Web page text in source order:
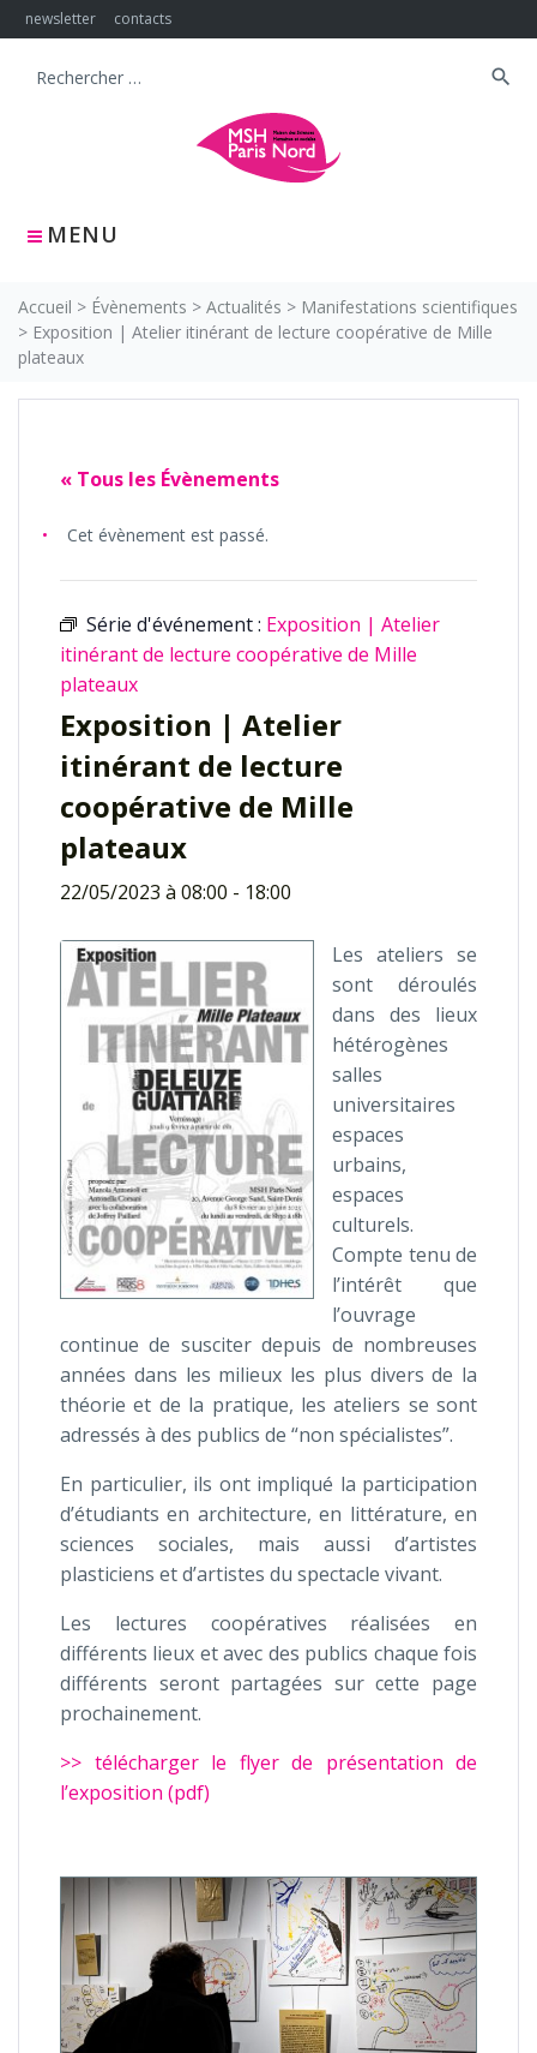
Skip
to
newsletter contacts
MENU
Search
search
Accueil > Évènements > Actualités > Manifestations scientifiques
> Exposition | Atelier itinérant de lecture coopérative de Mille
plateaux
« Tous les Évènements
Cet évènement est passé.
Série d'événement : Exposition | Atelier
itinérant de lecture coopérative de Mille
plateaux
Exposition | Atelier
itinérant de lecture
coopérative de Mille
plateaux
22/05/2023 à 08:00 - 18:00
Les ateliers se
sont déroulés
dans des lieux
hétérogènes
salles
universitaires
espaces
urbains,
espaces
culturels.
Compte tenu de
l’intérêt que
l’ouvrage
continue de susciter depuis de nombreuses
années dans les milieux les plus divers de la
théorie et de la pratique, les ateliers se sont
adressés à des publics de “non spécialistes”.
En particulier, ils ont impliqué la participation
d’étudiants en architecture, en littérature, en
sciences sociales, mais aussi d’artistes
plasticiens et d’artistes du spectacle vivant.
Les lectures coopératives réalisées en
différents lieux et avec des publics chaque fois
différents seront partagées sur cette page
prochainement.
>> télécharger le flyer de présentation de
l’exposition (pdf)